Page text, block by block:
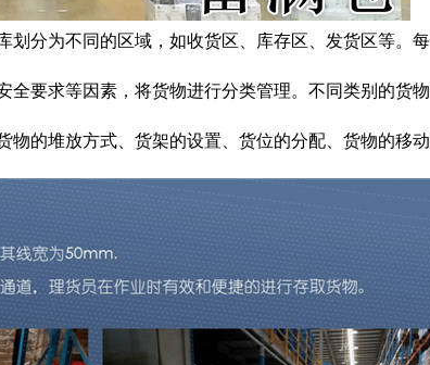
划分为不同的区域，如收货区、库存区、发货区等。
全要求等因素，将货物进行分类管理。不同类别的货
物的堆放方式、货架的设置、货位的分配、货物的移